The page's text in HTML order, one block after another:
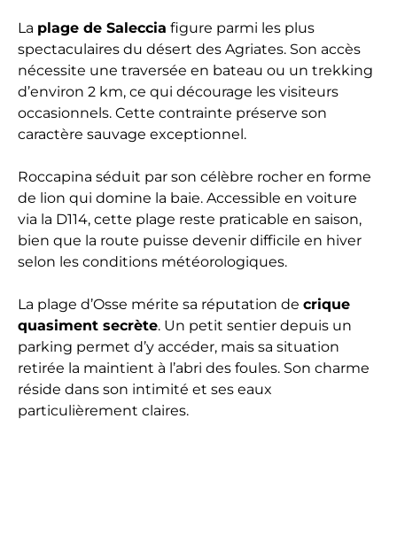
La plage de Saleccia figure parmi les plus
spectaculaires du désert des Agriates. Son accès
nécessite une traversée en bateau ou un trekking
d’environ 2 km, ce qui décourage les visiteurs
occasionnels. Cette contrainte préserve son
caractère sauvage exceptionnel.
Roccapina séduit par son célèbre rocher en forme
de lion qui domine la baie. Accessible en voiture
via la D114, cette plage reste praticable en saison,
bien que la route puisse devenir difficile en hiver
selon les conditions météorologiques.
La plage d’Osse mérite sa réputation de crique
quasiment secrète. Un petit sentier depuis un
parking permet d’y accéder, mais sa situation
retirée la maintient à l’abri des foules. Son charme
réside dans son intimité et ses eaux
particulièrement claires.